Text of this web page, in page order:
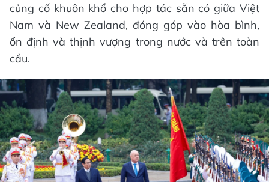
củng cố khuôn khổ cho hợp tác sẵn có giữa Việt
Nam và New Zealand, đóng góp vào hòa bình,
ổn định và thịnh vượng trong nước và trên toàn
cầu.